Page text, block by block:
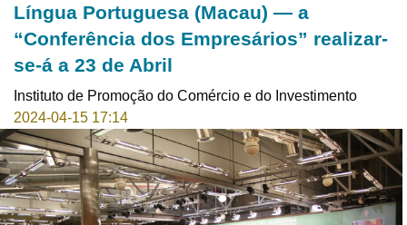
Língua Portuguesa (Macau) — a
“Conferência dos Empresários” realizar-
se-á a 23 de Abril
Instituto de Promoção do Comércio e do Investimento
2024-04-15 17:14